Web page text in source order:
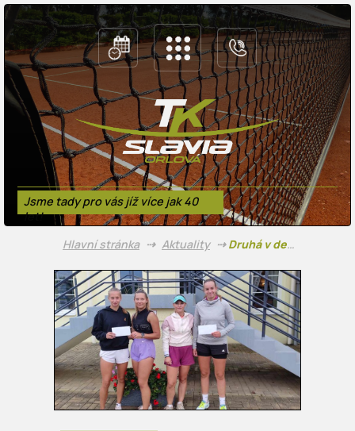
Jsme tady pro vás jíž více jak 40
let!
Hlavní stránka ⇢ Aktuality ⇢Druhá v deblu